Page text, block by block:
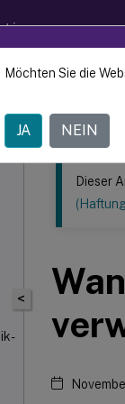
Dieser Inhalt
Citrix
<
Dieser
Möchten Sie die
JA NEIN